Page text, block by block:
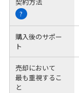
?
購入後のサポー
ト
売却において
最も重視するこ
と